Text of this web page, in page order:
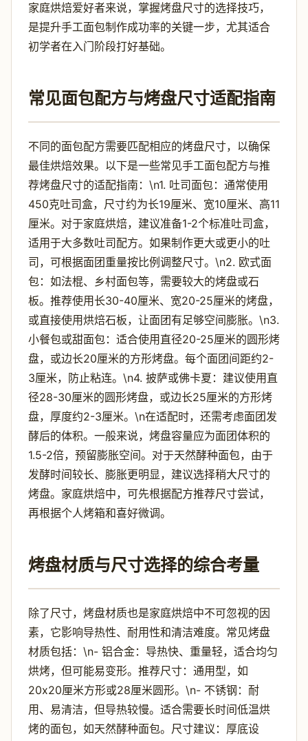
家庭烘焙爱好者来说，掌握烤盘尺寸的选择技巧，
是提升手工面包制作成功率的关键一步，尤其适合
初学者在入门阶段打好基础。
常见面包配方与烤盘尺寸适配指南
不同的面包配方需要匹配相应的烤盘尺寸，以确保
最佳烘焙效果。以下是一些常见手工面包配方与推
荐烤盘尺寸的适配指南：\n1. 吐司面包：通常使用
450克吐司盒，尺寸约为长19厘米、宽10厘米、高11
厘米。对于家庭烘焙，建议准备1-2个标准吐司盒，
适用于大多数吐司配方。如果制作更大或更小的吐
司，可根据面团重量按比例调整尺寸。\n2. 欧式面
包：如法棍、乡村面包等，需要较大的烤盘或石
板。推荐使用长30-40厘米、宽20-25厘米的烤盘，
或直接使用烘焙石板，让面团有足够空间膨胀。\n3.
小餐包或甜面包：适合使用直径20-25厘米的圆形烤
盘，或边长20厘米的方形烤盘。每个面团间距约2-
3厘米，防止粘连。\n4. 披萨或佛卡夏：建议使用直
径28-30厘米的圆形烤盘，或边长25厘米的方形烤
盘，厚度约2-3厘米。\n在适配时，还需考虑面团发
酵后的体积。一般来说，烤盘容量应为面团体积的
1.5-2倍，预留膨胀空间。对于天然酵种面包，由于
发酵时间较长、膨胀更明显，建议选择稍大尺寸的
烤盘。家庭烘焙中，可先根据配方推荐尺寸尝试，
再根据个人烤箱和喜好微调。
烤盘材质与尺寸选择的综合考量
除了尺寸，烤盘材质也是家庭烘焙中不可忽视的因
素，它影响导热性、耐用性和清洁难度。常见烤盘
材质包括：\n- 铝合金：导热快、重量轻，适合均匀
烘烤，但可能易变形。推荐尺寸：通用型，如
20x20厘米方形或28厘米圆形。\n- 不锈钢：耐
用、易清洁，但导热较慢。适合需要长时间低温烘
烤的面包，如天然酵种面包。尺寸建议：厚底设